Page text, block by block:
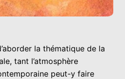
la thématique de la
tant l’atmosphère
peut-y faire